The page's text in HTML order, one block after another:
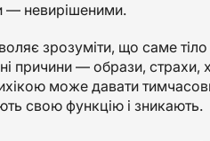
— невирішеними.
зрозуміти, що саме
причини — образи, страхи,
може давати
свою функцію і зникають.